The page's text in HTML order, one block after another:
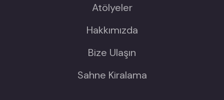
Atölyeler
Hakkımızda
Bize Ulaşın
Sahne Kiralama